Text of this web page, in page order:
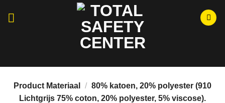
Momenteel hebben wij aangepaste openingstijden i.v.m.
Product Materiaal / 80% katoen, 20% polyester (910
Lichtgrijs 75% coton, 20% polyester, 5% viscose).